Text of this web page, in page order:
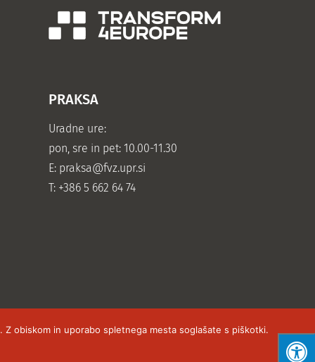
PRAKSA
Uradne ure:
pon, sre in pet: 10.00-11.30
E: praksa@fvz.upr.si
T: +386 5 662 64 74
obiskom in uporabo spletnega mesta soglašate s piškotki.